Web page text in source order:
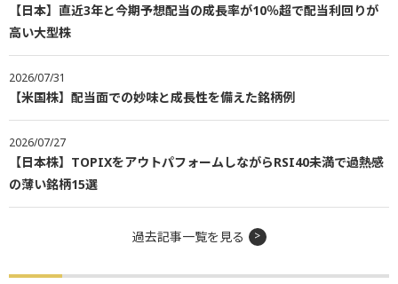
【日本】直近3年と今期予想配当の成長率が10％超で配当利回りが
高い大型株
2026/07/31
【米国株】配当面での妙味と成長性を備えた銘柄例
2026/07/27
【日本株】TOPIXをアウトパフォームしながらRSI40未満で過熱感
の薄い銘柄15選
過去記事一覧を見る